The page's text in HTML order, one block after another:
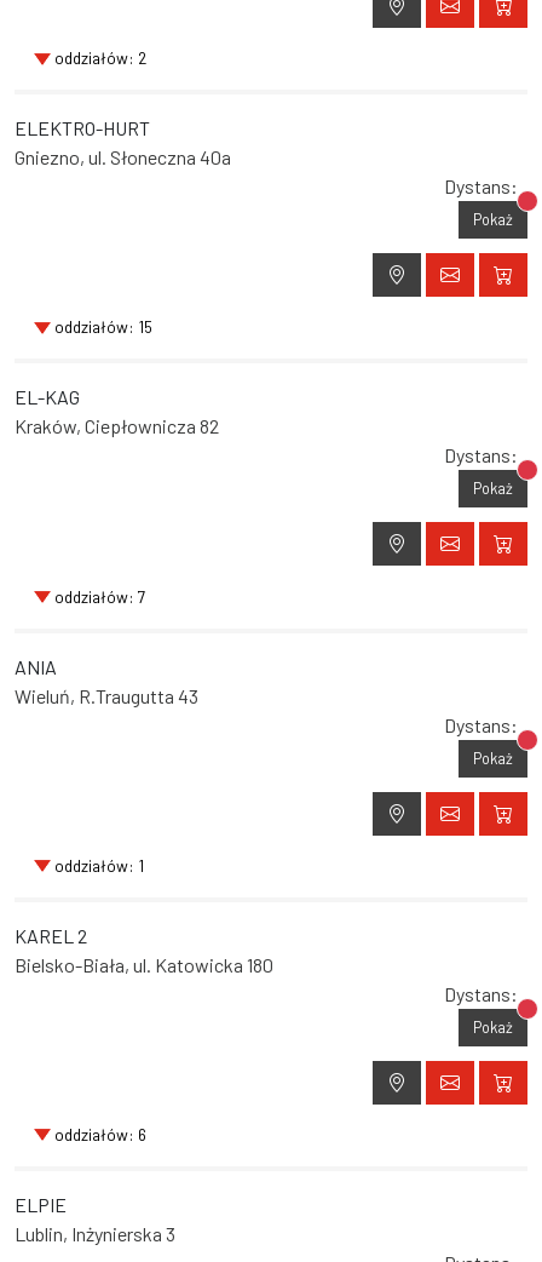
oddziałów: 2
ELEKTRO-HURT
Gniezno, ul. Słoneczna 40a
Dystans:
Pokaż
oddziałów: 15
EL-KAG
Kraków, Ciepłownicza 82
Dystans:
Pokaż
oddziałów: 7
ANIA
Wieluń, R.Traugutta 43
Dystans:
Pokaż
oddziałów: 1
KAREL 2
Bielsko-Biała, ul. Katowicka 180
Dystans:
Pokaż
oddziałów: 6
ELPIE
Lublin, Inżynierska 3